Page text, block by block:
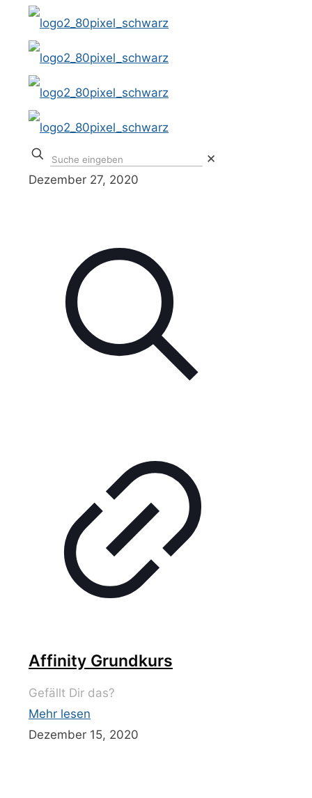
✕
Dezember 27, 2020
Affinity Grundkurs
Gefällt Dir das?
Mehr lesen
Dezember 15, 2020